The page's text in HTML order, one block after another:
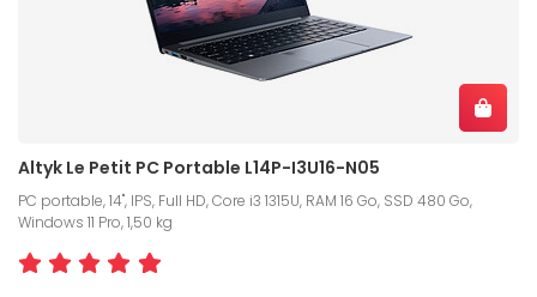
Altyk Le Petit PC Portable L14P-I3U16-N05
PC portable, 14", IPS, Full HD, Core i3 1315U, RAM 16 Go, SSD 480 Go,
Windows 11 Pro, 1,50 kg